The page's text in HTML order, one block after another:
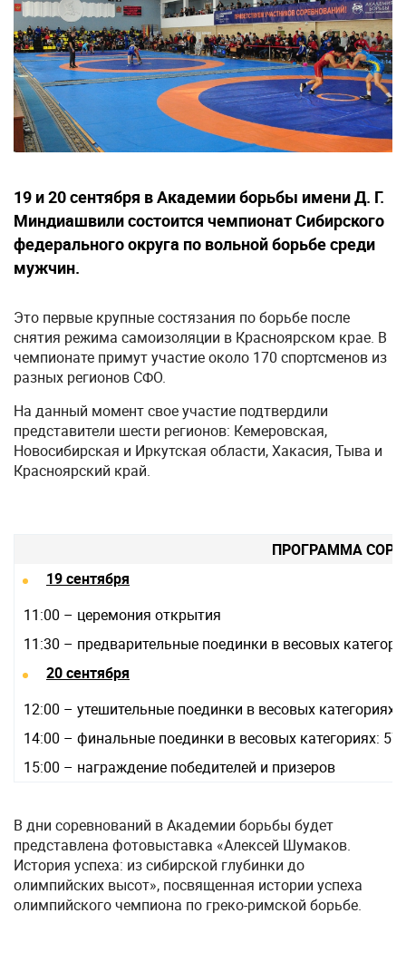
19 и 20 сентября в Академии борьбы имени Д. Г.
Миндиашвили состоится чемпионат Сибирского
федерального округа по вольной борьбе среди
мужчин.
Это первые крупные состязания по борьбе после
снятия режима самоизоляции в Красноярском крае. В
чемпионате примут участие около 170 спортсменов из
разных регионов СФО.
На данный момент свое участие подтвердили
представители шести регионов: Кемеровская,
Новосибирская и Иркутская области, Хакасия, Тыва и
Красноярский край.
ПРОГРАММА
19 сентября
11:00 – церемония открытия
11:30 – предварительные поединки в весовых
20 сентября
12:00 – утешительные поединки в весовых категориях:
14:00 – финальные поединки в весовых категориях: 57,
15:00 – награждение победителей и призеров
В дни соревнований в Академии борьбы будет
представлена фотовыставка «Алексей Шумаков.
История успеха: из сибирской глубинки до
олимпийских высот», посвященная истории успеха
олимпийского чемпиона по греко-римской борьбе.